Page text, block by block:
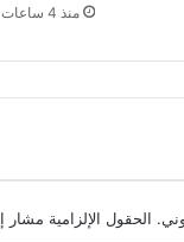
منذ 4 ساعات
الحقول الإلزامية مشار